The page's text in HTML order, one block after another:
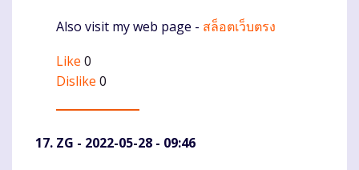
Also visit my web page - สล็อตเว็บตรง
Like 0
Dislike 0
ZG - 2022-05-28 - 09:46